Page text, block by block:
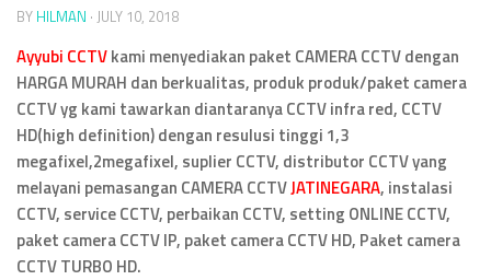
BY HILMAN · JULY 10, 2018
Ayyubi CCTVkami menyediakan paket CAMERA CCTV dengan
HARGA MURAH dan berkualitas, produk produk/paket camera
CCTV yg kami tawarkan diantaranya CCTV infra red, CCTV
HD(high definition) dengan resulusi tinggi 1,3
megafixel,2megafixel, suplier CCTV, distributor CCTV yang
melayani pemasangan CAMERA CCTVJATINEGARA, instalasi
CCTV, service CCTV, perbaikan CCTV, setting ONLINE CCTV,
paket camera CCTV IP, paket camera CCTV HD, Paket camera
CCTV TURBO HD.